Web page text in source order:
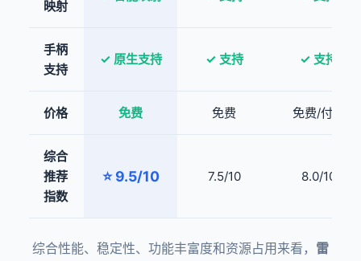
映射
手柄
支持
✓ 原生支持 ✓ 支持 ✓ 支持
价格 免费 免费 免费/付费
综合
推荐
指数
⭐ 9.5/10 7.5/10 8.0/10
综合性能、稳定性、功能丰富度和资源占用来看， 雷